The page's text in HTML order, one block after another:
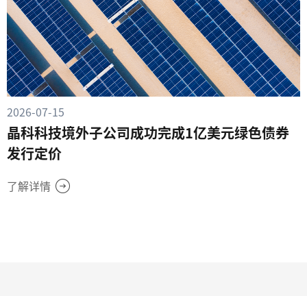
2026-07-15
晶科科技境外子公司成功完成1亿美元绿色债券
发行定价
了解详情